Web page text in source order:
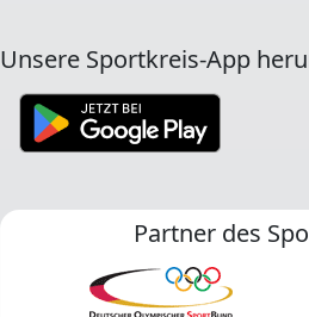
Unsere Sportkreis-App
Partner des